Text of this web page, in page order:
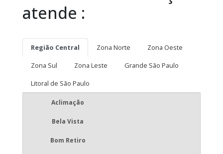
atende :
Região Central Zona Norte
Zona Oeste
Zona Sul
Zona Leste
Grande São Paulo
Litoral de São Paulo
Aclimação
Bela Vista
Bom Retiro